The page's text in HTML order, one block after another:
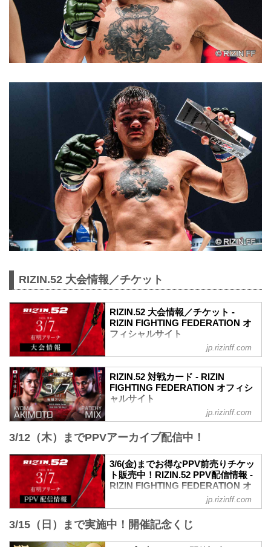
RIZIN.52 大会情報／チケット
RIZIN.52 大会情報／チケット -
RIZIN FIGHTING FEDERATION オ
フィシャルサイト
【Trailer】RIZIN.52 | 秋元強真 vs. パッチ
ー・ミックス etc.
youtu.be
2026年3月7日（土）12:30開場／14:00開
始
会場
有明アリーナ
TOKYO ARIAKE ARENA｜「東京有明ア
リーナ」オフィシャルサイト
東京有明アリーナ(TOKYO ARIAKE
ARENA INC.)のオフィシャルサイトで
す。東京の文化とグローバルなエンタテ
TOKYOベイエリアへ。...
jp.rizinff.com
RIZIN.52 対戦カード - RIZIN
FIGHTING FEDERATION オフィシ
ャルサイト
クス
秋元強真 vs. パッチー・ミックス
第11試合／ルイス・グスタボ vs. 桜庭大
世
RIZIN MMAルール：5分3R（71.0kg）
ルイス・グスタボ vs. 桜庭大世
第10試合／高木凌 vs. 木村柊也
RIZIN MMAルール：5分3R（66.0kg）
高木凌 vs. 木村柊也
jp.rizinff.com
3/12（木）までPPVアーカイブ配信中！
3/6(金)までお得なPPV前売りチケッ
ト販売中！RIZIN.52 PPV配信情報 -
RIZIN FIGHTING FEDERATION オ
（金）12時よりRIZIN 100 CLUB、RIZIN
jp.rizinff.com
3/15（日）まで実施中！開催記念くじ